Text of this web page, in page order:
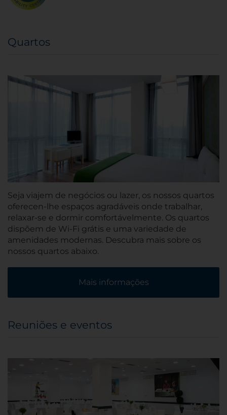
Quartos
Seja viajem de negócios ou lazer, os nossos quartos
oferecen-lhe espaços agradáveis onde trabalhar,
relaxar-se e dormir comfortávelmente. Os quartos
dispõem de Wi-Fi grátis e uma variedade de
amenidades modernas. Descubra mais sobre os
nossos quartos abaixo.
Mais informações
Reuniões e eventos